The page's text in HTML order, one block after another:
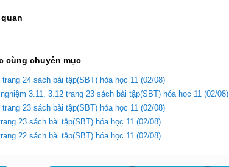
cùng chuyên mục
trang 24 sách bài tập(SBT) hóa học 11 (02/08)
3.11, 3.12 trang 23 sách bài tập(SBT) hóa học 11 (02/08)
trang 23 sách bài tập(SBT) hóa học 11 (02/08)
23 sách bài tập(SBT) hóa học 11 (02/08)
22 sách bài tập(SBT) hóa học 11 (02/08)